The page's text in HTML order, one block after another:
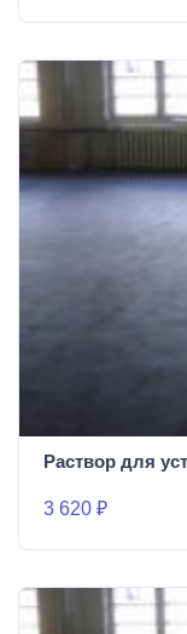
Раствор для
3 620 ₽